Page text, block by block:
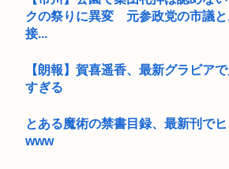
クの祭りに異変 元参政党の市議と
接...
【朗報】賀喜遥香、最新グラビア
すぎる
とある魔術の禁書目録、最新刊で
www